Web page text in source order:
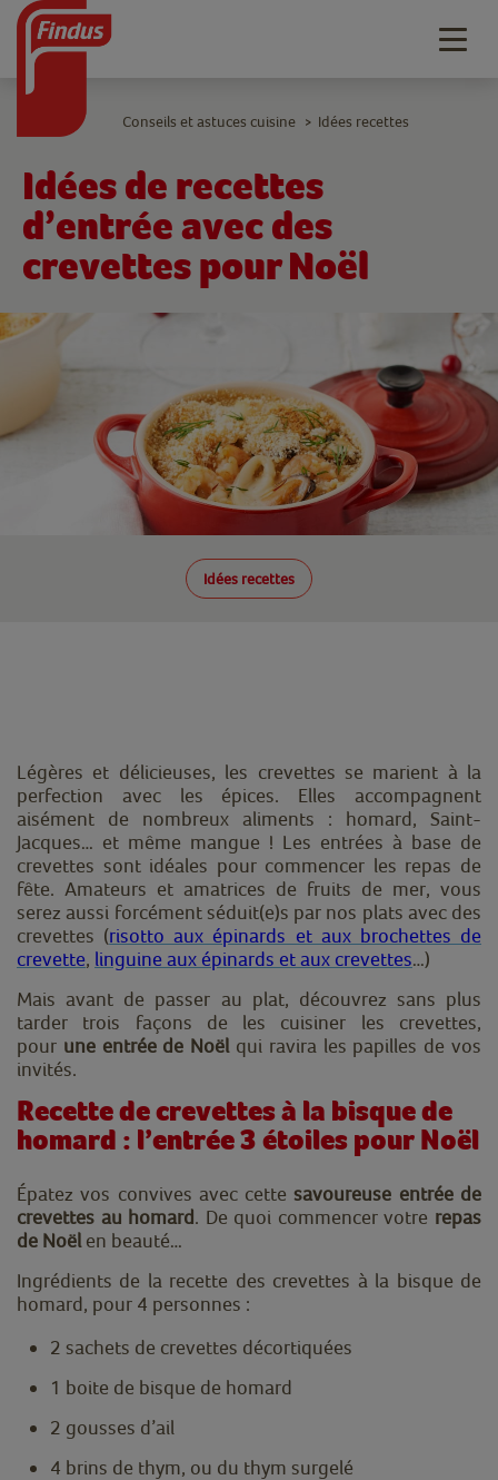
Idées de recettes
d’entrée avec des
crevettes pour Noël
Idées recettes
Conseils et astuces cuisine > Idées recettes
Légères et délicieuses, les crevettes se marient à la
perfection avec les épices. Elles accompagnent
aisément de nombreux aliments : homard, Saint-
Jacques… et même mangue ! Les entrées à base de
crevettes sont idéales pour commencer les repas de
fête. Amateurs et amatrices de fruits de mer, vous
serez aussi forcément séduit(e)s par nos plats avec des
crevettes (risotto aux épinards et aux brochettes de
crevette, linguine aux épinards et aux crevettes…)
Mais avant de passer au plat, découvrez sans plus
tarder trois façons de les cuisiner les crevettes,
pour une entrée de Noël qui ravira les papilles de vos
invités.
Recette de crevettes à la bisque de
homard : l’entrée 3 étoiles pour Noël
Épatez vos convives avec cette savoureuse entrée de
crevettes au homard. De quoi commencer votre repas
de Noël en beauté…
Ingrédients de la recette des crevettes à la bisque de
homard, pour 4 personnes :
2 sachets de crevettes décortiquées
1 boite de bisque de homard
2 gousses d’ail
4 brins de thym, ou du thym surgelé